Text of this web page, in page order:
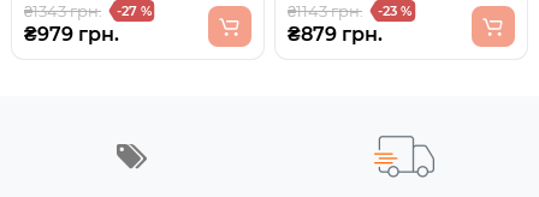
₴1343 грн. -27 %
₴979 грн.
₴1143 грн. -23 %
₴879 грн.